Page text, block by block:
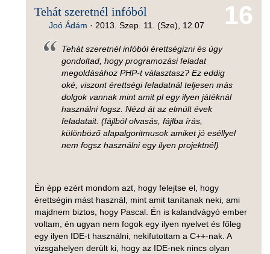
16
Tehát szeretnél infóból
Joó Ádám · 2013. Szep. 11. (Sze), 12.07
Tehát szeretnél infóból érettségizni és úgy
gondoltad, hogy programozási feladat
megoldásához PHP-t választasz? Ez eddig
oké, viszont érettségi feladatnál teljesen más
dolgok vannak mint amit pl egy ilyen játéknál
használni fogsz. Nézd át az elmúlt évek
feladatait. (fájlból olvasás, fájlba írás,
különböző alapalgoritmusok amiket jó eséllyel
nem fogsz használni egy ilyen projektnél)
Én épp ezért mondom azt, hogy felejtse el, hogy
érettségin mást használ, mint amit tanítanak neki, ami
majdnem biztos, hogy Pascal. Én is kalandvágyó ember
voltam, én ugyan nem fogok egy ilyen nyelvet és főleg
egy ilyen IDE-t használni, nekifutottam a C++-nak. A
vizsgahelyen derült ki, hogy az IDE-nek nincs olyan